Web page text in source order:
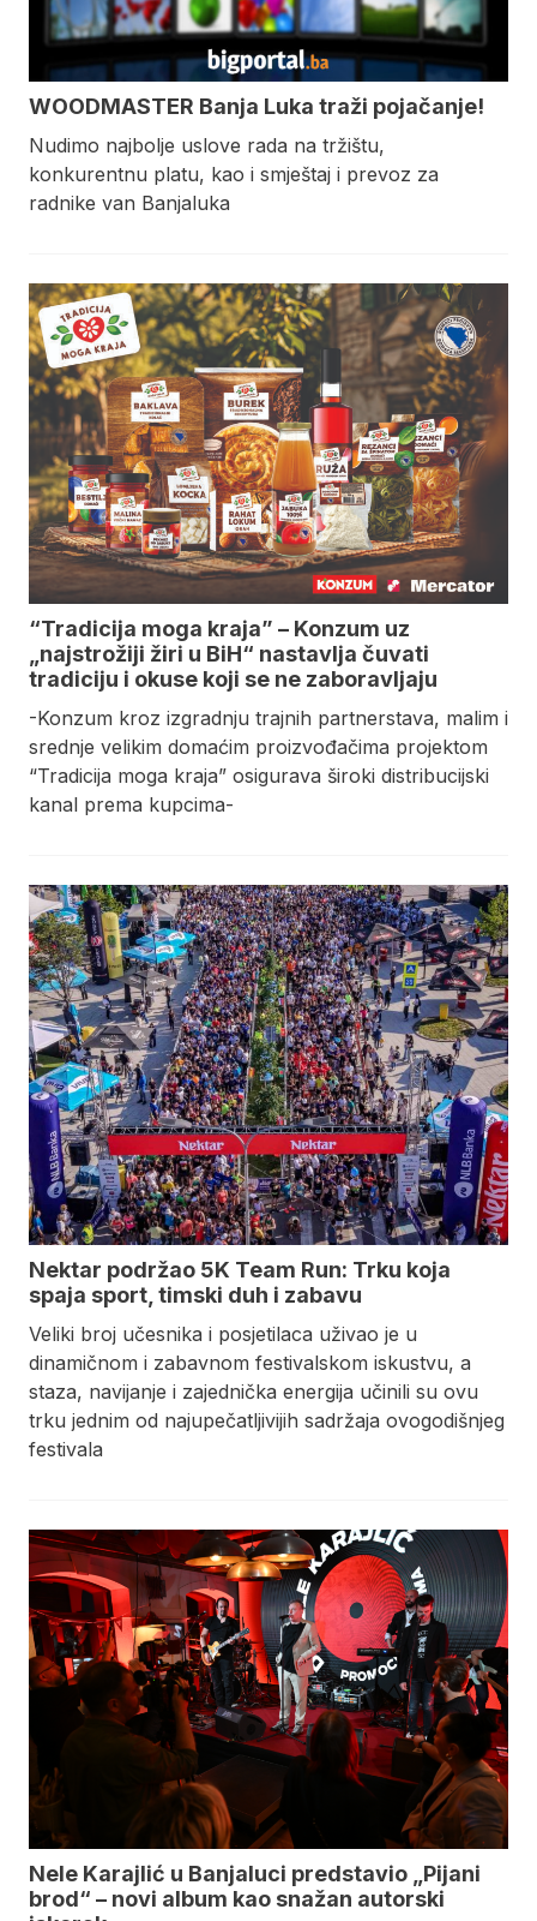
WOODMASTER Banja Luka traži pojačanje!
Nudimo najbolje uslove rada na tržištu,
konkurentnu platu, kao i smještaj i prevoz za
radnike van Banjaluka
“Tradicija moga kraja” – Konzum uz
„najstrožiji žiri u BiH“ nastavlja čuvati
tradiciju i okuse koji se ne zaboravljaju
-Konzum kroz izgradnju trajnih partnerstava, malim i
srednje velikim domaćim proizvođačima projektom
“Tradicija moga kraja” osigurava široki distribucijski
kanal prema kupcima-
Nektar podržao 5K Team Run: Trku koja
spaja sport, timski duh i zabavu
Veliki broj učesnika i posjetilaca uživao je u
dinamičnom i zabavnom festivalskom iskustvu, a
staza, navijanje i zajednička energija učinili su ovu
trku jednim od najupečatljivijih sadržaja ovogodišnjeg
festivala
Nele Karajlić u Banjaluci predstavio „Pijani
brod“ – novi album kao snažan autorski